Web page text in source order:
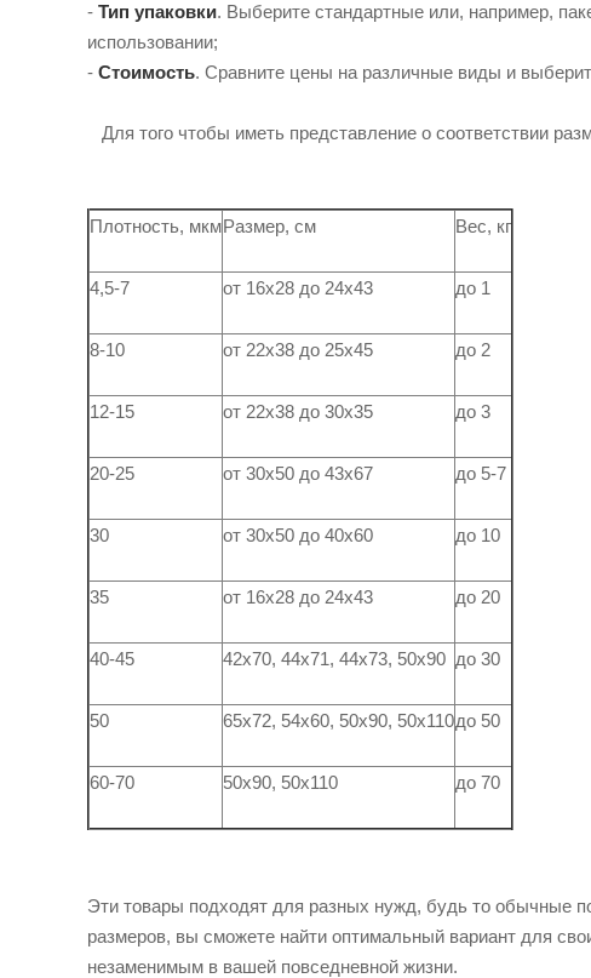
- Тип упаковки. Выберите стандартные или, например,
использовании;
- Стоимость. Сравните цены на различные виды и
Для того чтобы иметь представление о соответствии
Плотность, мкмРазмер, см Вес, кг
4,5-7 от 16х28 до 24х43 до 1
8-10 от 22х38 до 25х45 до 2
12-15 от 22х38 до 30х35 до 3
20-25 от 30х50 до 43х67 до 5-7
30 от 30х50 до 40х60 до 10
35 от 16х28 до 24х43 до 20
40-45 42х70, 44х71, 44х73, 50х90 до 30
50 65х72, 54х60, 50х90, 50х110до 50
60-70 50х90, 50х110 до 70
Эти товары подходят для разных нужд, будь то обычные
размеров, вы сможете найти оптимальный вариант для
незаменимым в вашей повседневной жизни.